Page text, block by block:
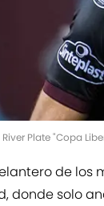
River Plate "Copa
de los
donde solo